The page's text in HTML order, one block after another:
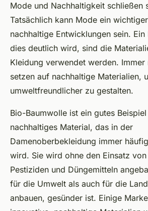
Mode und Nachhaltigkeit schließen
Tatsächlich kann Mode ein
nachhaltige Entwicklungen sein.
dies deutlich wird, sind die
Kleidung verwendet werden. Immer
setzen auf nachhaltige Materialien,
umweltfreundlicher zu gestalten.
Bio-Baumwolle ist ein gutes
nachhaltiges Material, das in der
Damenoberbekleidung immer
wird. Sie wird ohne den Einsatz
Pestiziden und Düngemitteln
für die Umwelt als auch für die
anbauen, gesünder ist. Einige